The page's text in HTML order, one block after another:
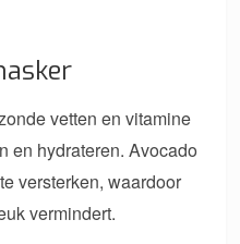
vetten en vitamine
en hydrateren. Avocado
versterken, waardoor
vermindert.